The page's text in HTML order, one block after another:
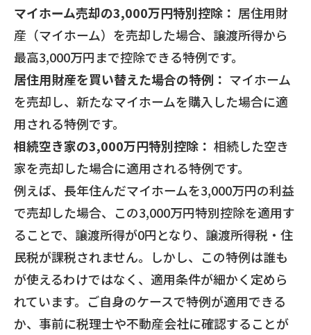
マイホーム売却の3,000万円特別控除： 居住用財
産（マイホーム）を売却した場合、譲渡所得から
最高3,000万円まで控除できる特例です。
居住用財産を買い替えた場合の特例： マイホーム
を売却し、新たなマイホームを購入した場合に適
用される特例です。
相続空き家の3,000万円特別控除： 相続した空き
家を売却した場合に適用される特例です。
例えば、長年住んだマイホームを3,000万円の利益
で売却した場合、この3,000万円特別控除を適用す
ることで、譲渡所得が0円となり、譲渡所得税・住
民税が課税されません。しかし、この特例は誰も
が使えるわけではなく、適用条件が細かく定めら
れています。ご自身のケースで特例が適用できる
か、事前に税理士や不動産会社に確認することが